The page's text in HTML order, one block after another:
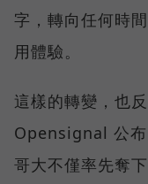
字，轉向任何時
用體驗。
這樣的轉變，也
Opensignal 公布
哥大不僅率先奪